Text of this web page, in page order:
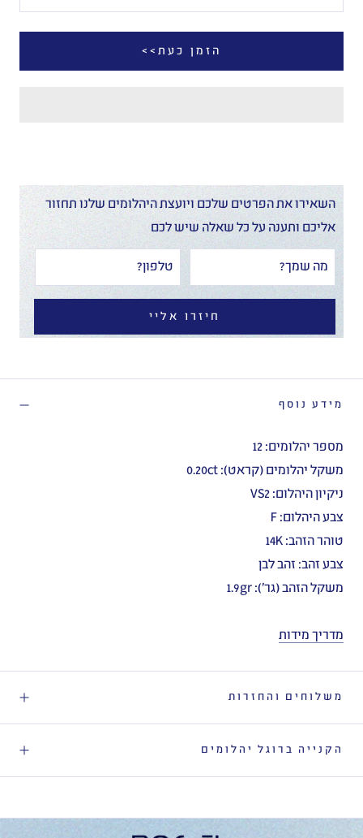
הזמן כעת>>
השאירו את הפרטים שלכם ויועצת היהלומים שלנו תחזור
אליכם ותענה על כל שאלה שיש לכם
חיזרו אליי
מידע נוסף
מספר יהלומים: 12
משקל יהלומים (קראט): 0.20ct
ניקיון היהלום: VS2
צבע היהלום: F
טוהר הזהב: 14K
צבע זהב: זהב לבן
משקל הזהב (גר'): 1.9gr
מדריך מידות
משלוחים והחזרות
הקנייה ברוגל יהלומים